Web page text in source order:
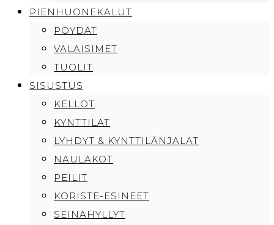
PIENHUONEKALUT
PÖYDÄT
VALAISIMET
TUOLIT
SISUSTUS
KELLOT
KYNTTILÄT
LYHDYT & KYNTTILÄNJALAT
NAULAKOT
PEILIT
KORISTE-ESINEET
SEINÄHYLLYT